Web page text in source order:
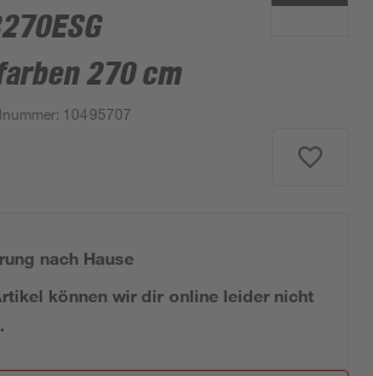
270 cm
: 10495707
nach Hause
können wir dir online leider nicht